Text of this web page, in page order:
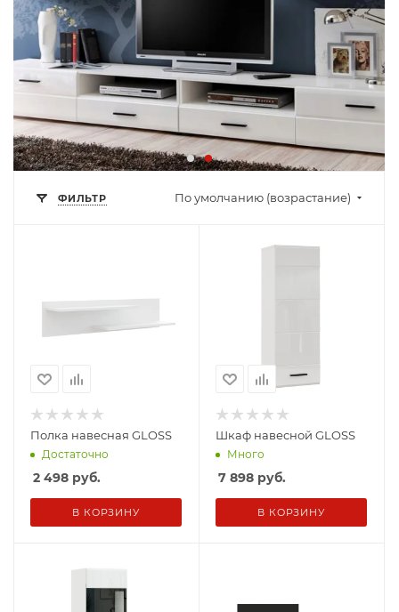
ФИЛЬТР По умолчанию (возрастание)
Полка навесная GLOSS
Достаточно
2 498 руб.
В КОРЗИНУ
Шкаф навесной GLOSS
Много
7 898 руб.
В КОРЗИНУ